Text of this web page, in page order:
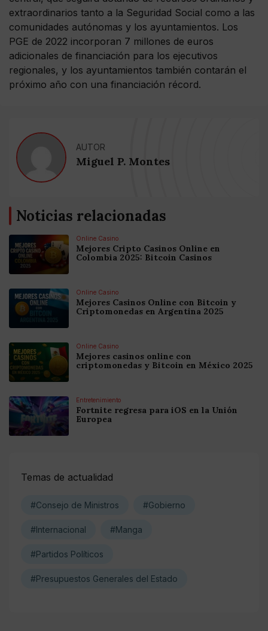
extraordinarios tanto a la Seguridad Social como a las
comunidades autónomas y los ayuntamientos. Los
PGE de 2022 incorporan 7 millones de euros
adicionales de financiación para los ejecutivos
regionales, y los ayuntamientos también contarán el
próximo año con una financiación récord.
AUTOR
Miguel P. Montes
Noticias relacionadas
Online Casino
Mejores Cripto Casinos Online en
Colombia 2025: Bitcoin Casinos
Online Casino
Mejores Casinos Online con Bitcoin y
Criptomonedas en Argentina 2025
Online Casino
Mejores casinos online con
criptomonedas y Bitcoin en México 2025
Entretenimiento
Fortnite regresa para iOS en la Unión
Europea
Temas de actualidad
#Consejo de Ministros #Gobierno
#Internacional #Manga
#Partidos Políticos
#Presupuestos Generales del Estado